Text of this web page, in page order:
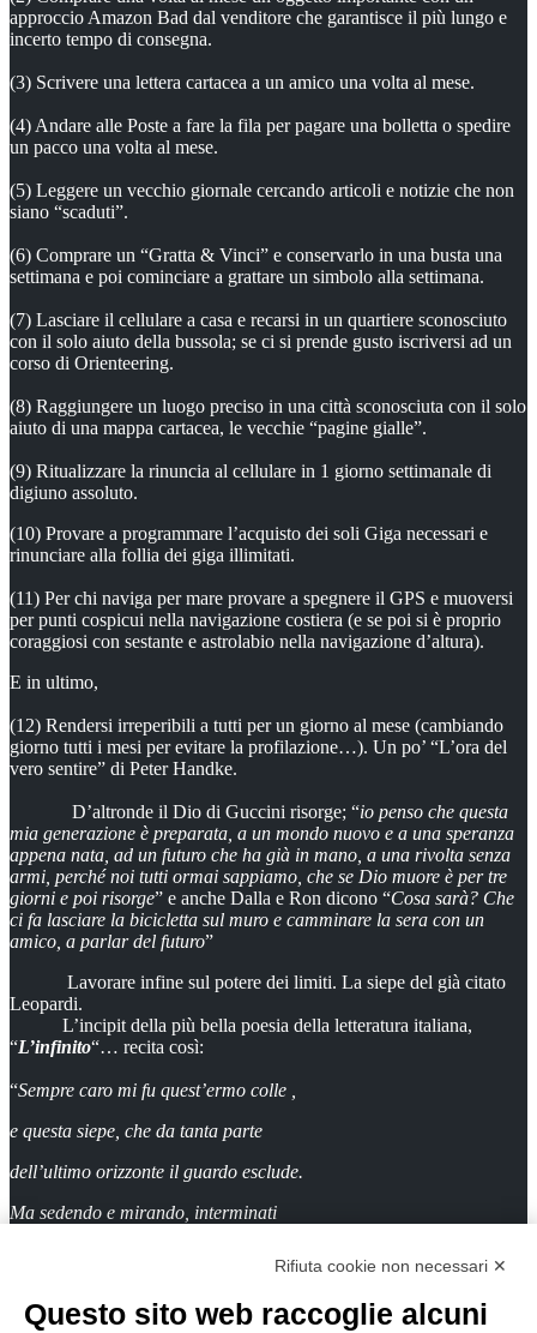
approccio Amazon Bad dal venditore che garantisce il più lungo e
incerto tempo di consegna.
(3) Scrivere una lettera cartacea a un amico una volta al mese.
(4) Andare alle Poste a fare la fila per pagare una bolletta o spedire
un pacco una volta al mese.
(5) Leggere un vecchio giornale cercando articoli e notizie che non
siano “scaduti”.
(6) Comprare un “Gratta & Vinci” e conservarlo in una busta una
settimana e poi cominciare a grattare un simbolo alla settimana.
(7) Lasciare il cellulare a casa e recarsi in un quartiere sconosciuto
con il solo aiuto della bussola; se ci si prende gusto iscriversi ad un
corso di Orienteering.
(8) Raggiungere un luogo preciso in una città sconosciuta con il solo
aiuto di una mappa cartacea, le vecchie “pagine gialle”.
(9) Ritualizzare la rinuncia al cellulare in 1 giorno settimanale di
digiuno assoluto.
(10) Provare a programmare l’acquisto dei soli Giga necessari e
rinunciare alla follia dei giga illimitati.
(11) Per chi naviga per mare provare a spegnere il GPS e muoversi
per punti cospicui nella navigazione costiera (e se poi si è proprio
coraggiosi con sestante e astrolabio nella navigazione d’altura).
E in ultimo,
(12) Rendersi irreperibili a tutti per un giorno al mese (cambiando
giorno tutti i mesi per evitare la profilazione…). Un po’ “L’ora del
vero sentire” di Peter Handke.
D’altronde il Dio di Guccini risorge; “io penso che questa
mia generazione è preparata, a un mondo nuovo e a una speranza
appena nata, ad un futuro che ha già in mano, a una rivolta senza
armi, perché noi tutti ormai sappiamo, che se Dio muore è per tre
giorni e poi risorge” e anche Dalla e Ron dicono “Cosa sarà? Che
ci fa lasciare la bicicletta sul muro e camminare la sera con un
amico, a parlar del futuro”
Lavorare infine sul potere dei limiti. La siepe del già citato
Leopardi.
L’incipit della più bella poesia della letteratura italiana,
“L’infinito“… recita così:
“Sempre caro mi fu quest’ermo colle ,
e questa siepe, che da tanta parte
dell’ultimo orizzonte il guardo esclude.
Ma sedendo e mirando, interminati
Rifiuta cookie non necessari ✕
Questo sito web raccoglie alcuni